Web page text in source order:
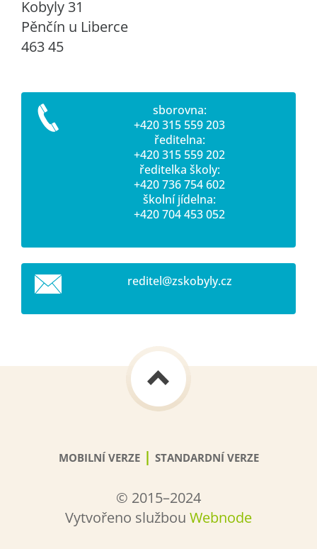
Kobyly 31
Pěnčín u Liberce
463 45
sborovna:
+420 315 559 203
ředitelna:
+420 315 559 202
ředitelka školy:
+420 736 754 602
školní jídelna:
+420 704 453 052
reditel@zskobyly.cz
MOBILNÍ VERZE | STANDARDNÍ VERZE
© 2015–2024
Vytvořeno službou Webnode